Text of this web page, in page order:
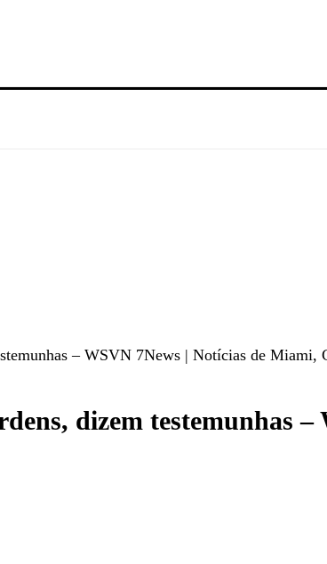
– WSVN 7News | Notícias de Miami,
dizem testemunhas –